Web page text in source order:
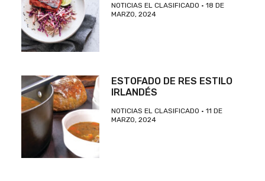
NOTICIAS EL CLASIFICADO
18 DE
MARZO, 2024
ESTOFADO DE RES ESTILO
IRLANDÉS
NOTICIAS EL CLASIFICADO
11 DE
MARZO, 2024